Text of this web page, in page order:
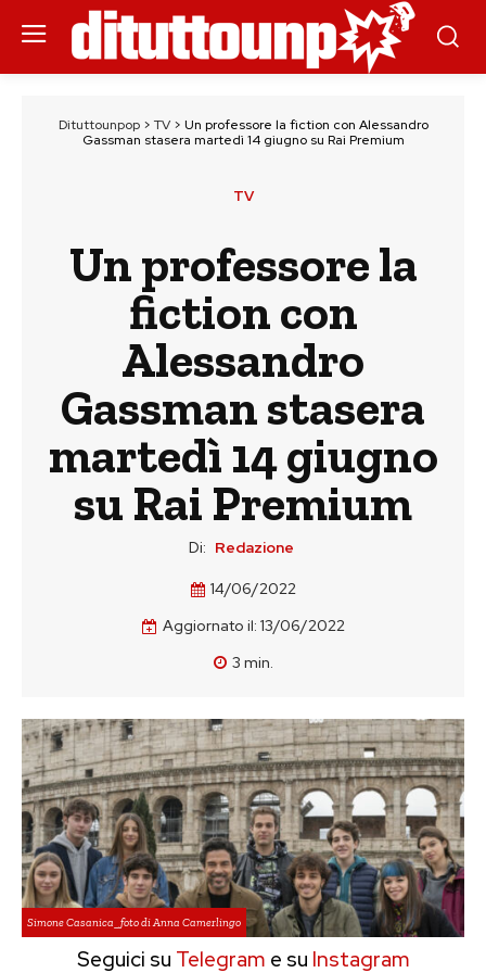
Dituttounpop> TV> Un professore la fiction con Alessandro
Gassman stasera martedì 14 giugno su Rai Premium
TV
Un professore la
fiction con
Alessandro
Gassman stasera
martedì 14 giugno
su Rai Premium
Di: Redazione
14/06/2022
Aggiornato il: 13/06/2022
3 min.
Simone Casanica_foto di Anna Camerlingo
Seguici su Telegram e su Instagram